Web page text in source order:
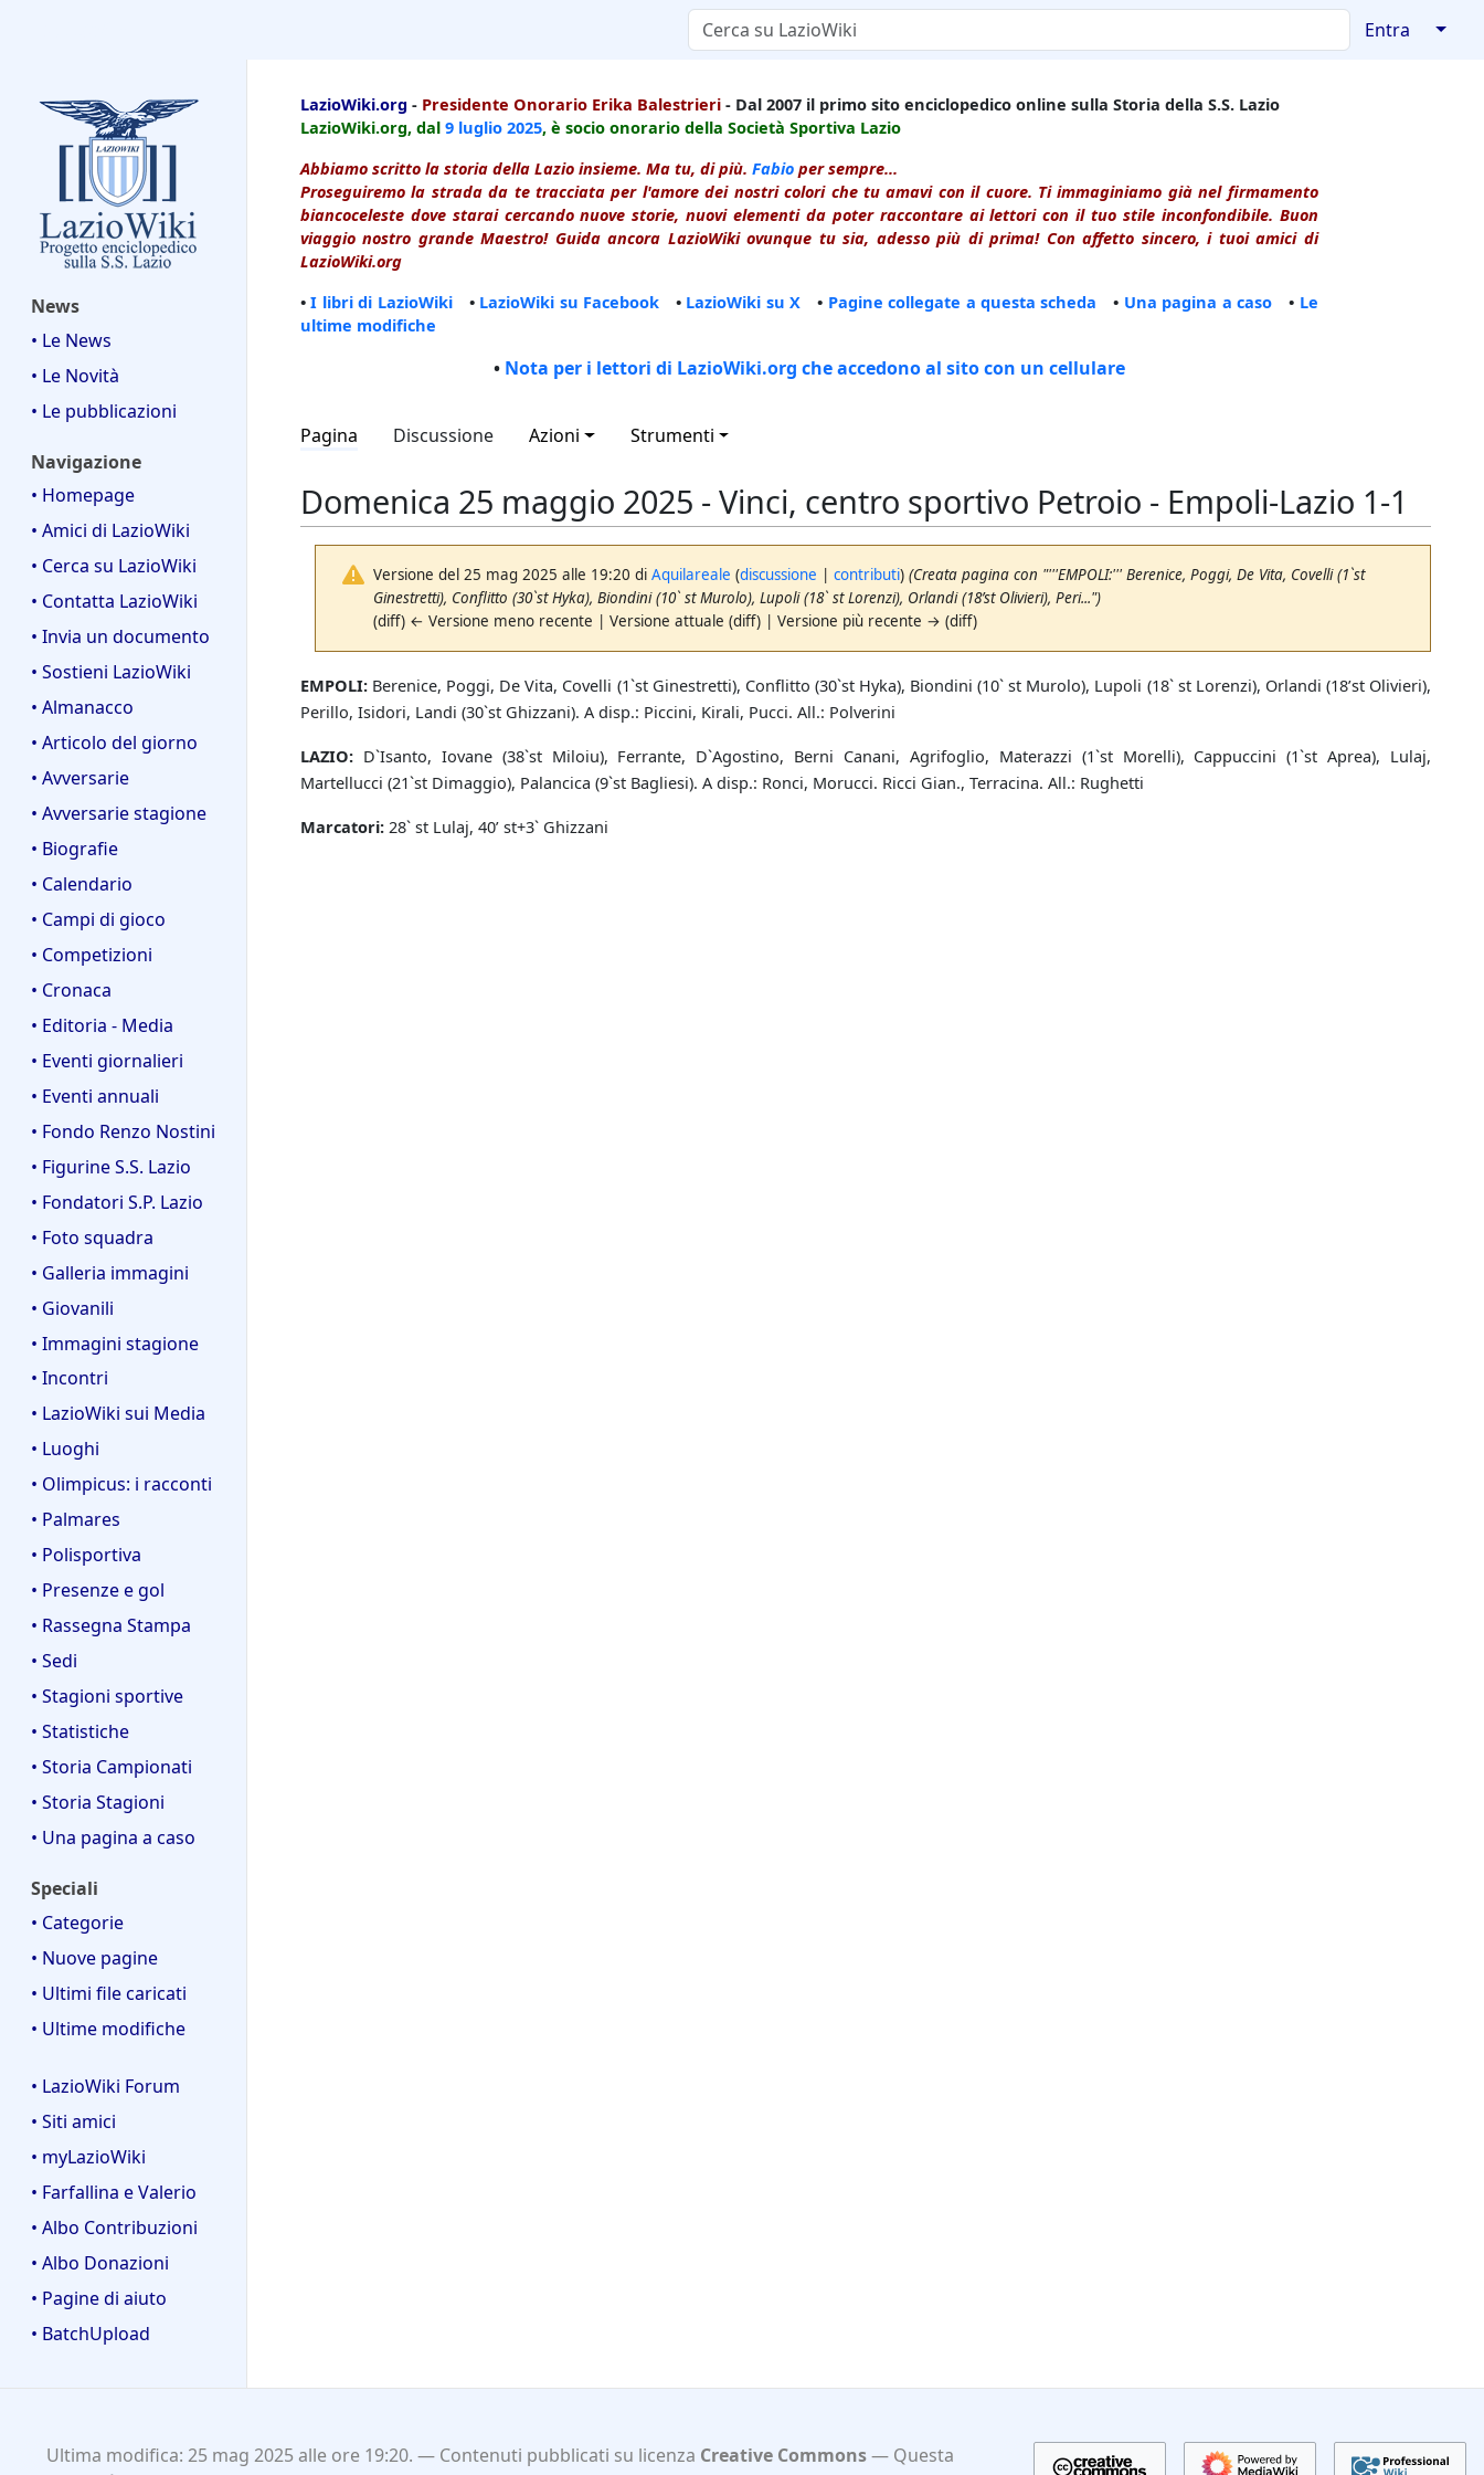
Entra ↓
News
• Le News
• Le Novità
• Le pubblicazioni
Navigazione
• Homepage
• Amici di LazioWiki
• Cerca su LazioWiki
• Contatta LazioWiki
• Invia un documento
• Sostieni LazioWiki
• Almanacco
• Articolo del giorno
• Avversarie
• Avversarie stagione
• Biografie
• Calendario
• Campi di gioco
• Competizioni
• Cronaca
• Editoria - Media
• Eventi giornalieri
• Eventi annuali
• Fondo Renzo Nostini
• Figurine S.S. Lazio
• Fondatori S.P. Lazio
• Foto squadra
• Galleria immagini
• Giovanili
• Immagini stagione
• Incontri
• LazioWiki sui Media
• Luoghi
• Olimpicus: i racconti
• Palmares
• Polisportiva
• Presenze e gol
• Rassegna Stampa
• Sedi
• Stagioni sportive
• Statistiche
• Storia Campionati
• Storia Stagioni
• Una pagina a caso
Speciali
• Categorie
• Nuove pagine
• Ultimi file caricati
• Ultime modifiche
• LazioWiki Forum
• Siti amici
• myLazioWiki
• Farfallina e Valerio
• Albo Contribuzioni
• Albo Donazioni
• Pagine di aiuto
• BatchUpload
LazioWiki.org - Presidente Onorario Erika Balestrieri - Dal 2007 il primo sito enciclopedico online sulla Storia della S.S. Lazio
LazioWiki.org, dal 9 luglio 2025, è socio onorario della Società Sportiva Lazio
Abbiamo scritto la storia della Lazio insieme. Ma tu, di più. Fabio per sempre...
Proseguiremo la strada da te tracciata per l'amore dei nostri colori che tu amavi con il cuore. Ti immaginiamo già nel firmamento
biancoceleste dove starai cercando nuove storie, nuovi elementi da poter raccontare ai lettori con il tuo stile inconfondibile. Buon
viaggio nostro grande Maestro! Guida ancora LazioWiki ovunque tu sia, adesso più di prima! Con affetto sincero, i tuoi amici di
LazioWiki.org
•I libri di LazioWiki• LazioWiki su Facebook • LazioWiki su X • Pagine collegate a questa scheda • Una pagina a caso • Le
ultime modifiche
• Nota per i lettori di LazioWiki.org che accedono al sito con un cellulare
Pagina Discussione Azioni Strumenti
Domenica 25 maggio 2025 - Vinci, centro sportivo Petroio - Empoli-Lazio 1-1
Versione del 25 mag 2025 alle 19:20 diAquilareale (discussione |contributi) (Creata pagina con "'''EMPOLI:''' Berenice, Poggi, De Vita, Covelli (1`st
Ginestretti), Conflitto (30`st Hyka), Biondini (10` st Murolo), Lupoli (18` st Lorenzi), Orlandi (18’st Olivieri), Peri...")
(diff) ← Versione meno recente | Versione attuale (diff) | Versione più recente → (diff)
EMPOLI: Berenice, Poggi, De Vita, Covelli (1`st Ginestretti), Conflitto (30`st Hyka), Biondini (10` st Murolo), Lupoli (18` st Lorenzi), Orlandi (18’st Olivieri),
Perillo, Isidori, Landi (30`st Ghizzani). A disp.: Piccini, Kirali, Pucci. All.: Polverini
LAZIO: D`Isanto, Iovane (38`st Miloiu), Ferrante, D`Agostino, Berni Canani, Agrifoglio, Materazzi (1`st Morelli), Cappuccini (1`st Aprea), Lulaj,
Martellucci (21`st Dimaggio), Palancica (9`st Bagliesi). A disp.: Ronci, Morucci. Ricci Gian., Terracina. All.: Rughetti
Marcatori: 28` st Lulaj, 40’ st+3` Ghizzani
Ultima modifica: 25 mag 2025 alle ore 19:20. Contenuti pubblicati su licenza Creative Commons
Questa